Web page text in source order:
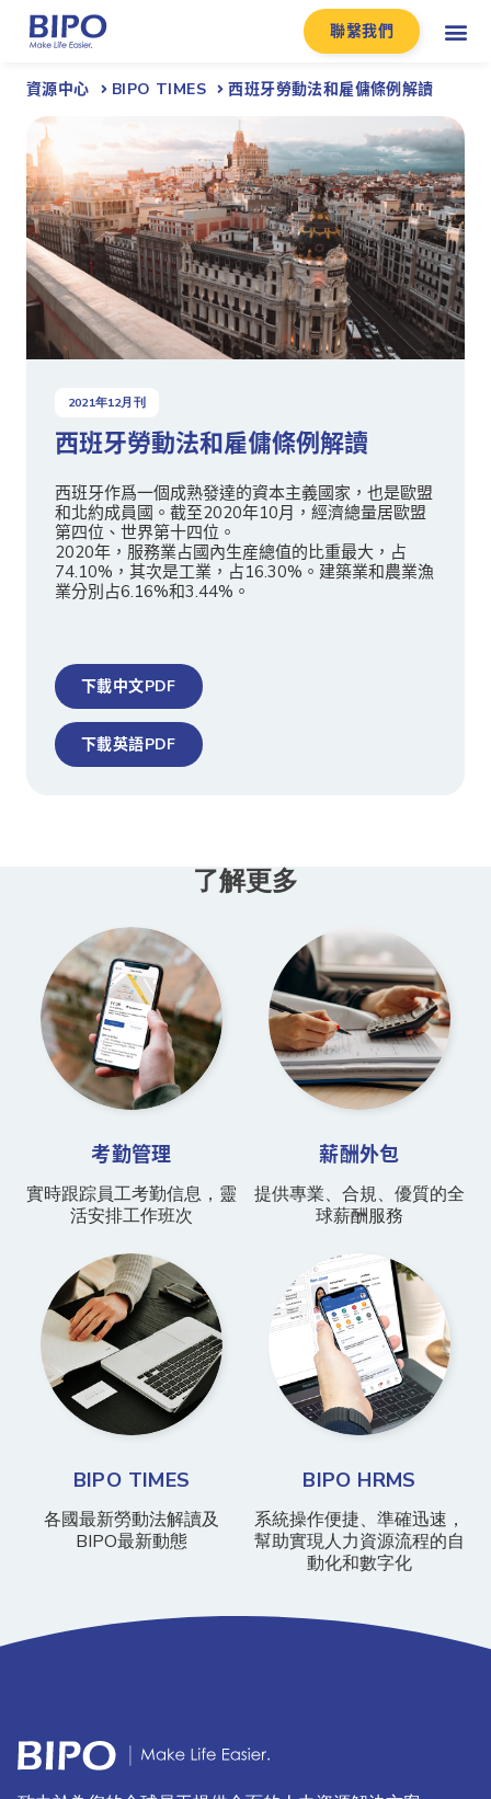
聯繫我們
資源中心 BIPO TIMES 西班牙勞動法和雇傭條例解讀
2021年12月刊
西班牙勞動法和雇傭條例解讀
西班牙作爲一個成熟發達的資本主義國家，也是歐盟
和北約成員國。截至2020年10月，經濟總量居歐盟
第四位、世界第十四位。
2020年，服務業占國內生産總值的比重最大，占
74.10%，其次是工業，占16.30%。建築業和農業漁
業分別占6.16%和3.44%。
下載中文PDF
下載英語PDF
了解更多
考勤管理
實時跟踪員工考勤信息，靈
活安排工作班次
薪酬外包
提供專業、合規、優質的全
球薪酬服務
BIPO TIMES
各國最新勞動法解讀及
BIPO最新動態
BIPO HRMS
系統操作便捷、準確迅速，
幫助實現人力資源流程的自
動化和數字化